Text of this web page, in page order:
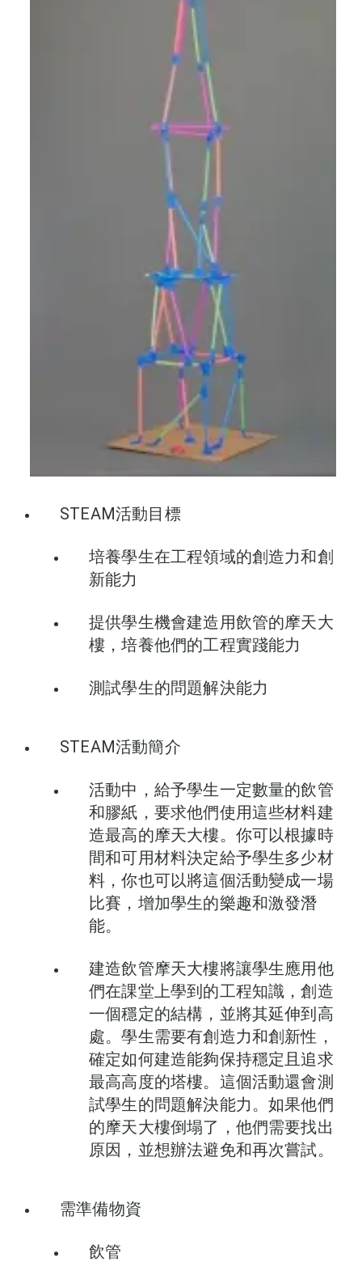
STEAM活動目標
培養學生在工程領域的創造力和創
新能力
提供學生機會建造用飲管的摩天大
樓，培養他們的工程實踐能力
測試學生的問題解決能力
STEAM活動簡介
活動中，給予學生一定數量的飲管
和膠紙，要求他們使用這些材料建
造最高的摩天大樓。你可以根據時
間和可用材料決定給予學生多少材
料，你也可以將這個活動變成一場
比賽，增加學生的樂趣和激發潛
能。
建造飲管摩天大樓將讓學生應用他
們在課堂上學到的工程知識，創造
一個穩定的結構，並將其延伸到高
處。學生需要有創造力和創新性，
確定如何建造能夠保持穩定且追求
最高高度的塔樓。這個活動還會測
試學生的問題解決能力。如果他們
的摩天大樓倒塌了，他們需要找出
原因，並想辦法避免和再次嘗試。
需準備物資
飲管